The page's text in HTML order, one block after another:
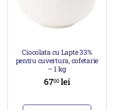
Ciocolata cu Lapte 33%
pentru cuvertura, cofetarie
– 1 kg
6700 lei